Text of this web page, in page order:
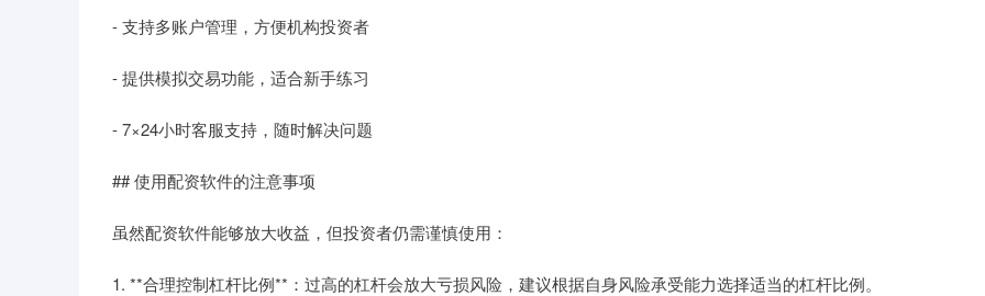
- 支持多账户管理，方便机构投资者
- 提供模拟交易功能，适合新手练习
- 7×24小时客服支持，随时解决问题
## 使用配资软件的注意事项
虽然配资软件能够放大收益，但投资者仍需谨慎使用：
1. **合理控制杠杆比例**：过高的杠杆会放大亏损风险，建议根据自身风险承受能力选择适当的杠杆比例。